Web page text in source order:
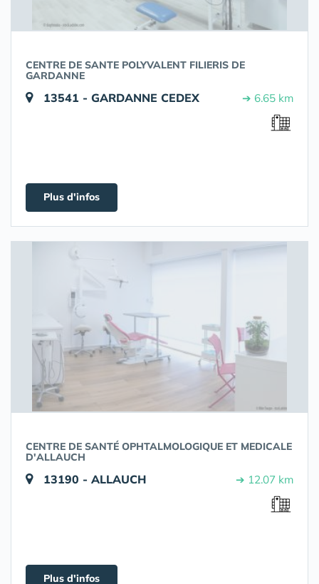
CENTRE DE SANTE POLYVALENT FILIERIS DE
GARDANNE
13541 - GARDANNE CEDEX ➔ 6.65 km
Plus d'infos
CENTRE DE SANTÉ OPHTALMOLOGIQUE ET MEDICALE
D'ALLAUCH
13190 - ALLAUCH ➔ 12.07 km
Plus d'infos